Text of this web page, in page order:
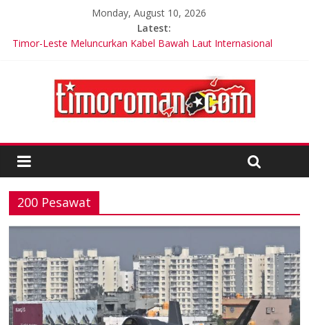
Monday, August 10, 2026
Latest:
Timor-Leste Meluncurkan Kabel Bawah Laut Internasional
Cuka Apel Ternyata Tak Dapat Penurunan Berat Badan
Cristiano Ronaldo: Cristiano Jr akan Lebih Besar dari Saya
Keterlibatan Strategis di Timor-Leste: USARPAC Memperkuat
Kemitraan Regional
200 Pesawat